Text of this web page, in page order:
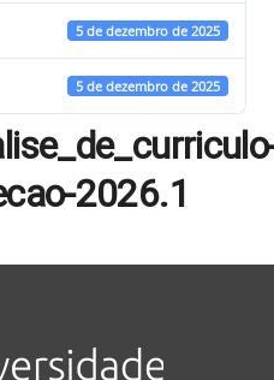
5 de dezembro de 2025
5 de dezembro de 2025
2026.1